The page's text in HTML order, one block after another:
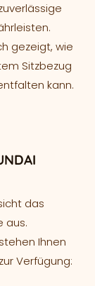
gezeigt, wie
Sitzbezug
kann.
das
aus.
Ihnen
Verfügung: